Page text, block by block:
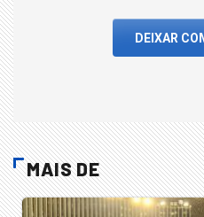
DEIXAR
MAIS DE